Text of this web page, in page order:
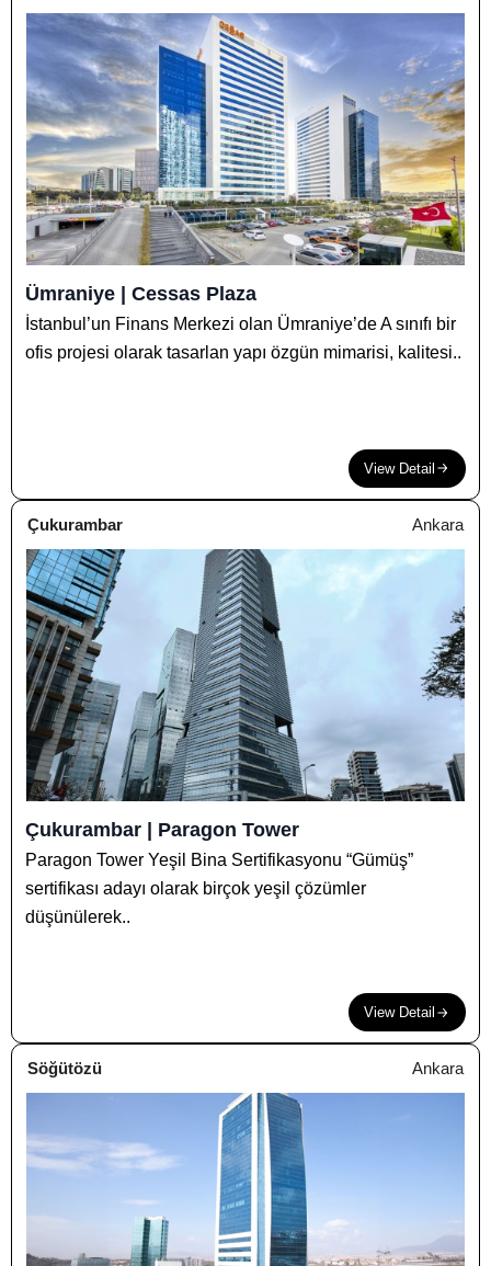
Ümraniye | Cessas Plaza
İstanbul’un Finans Merkezi olan Ümraniye’de A sınıfı bir
ofis projesi olarak tasarlan yapı özgün mimarisi, kalitesi..
View Detail
Çukurambar Ankara
Çukurambar | Paragon Tower
Paragon Tower Yeşil Bina Sertifikasyonu “Gümüş”
sertifikası adayı olarak birçok yeşil çözümler
düşünülerek..
View Detail
Söğütözü Ankara